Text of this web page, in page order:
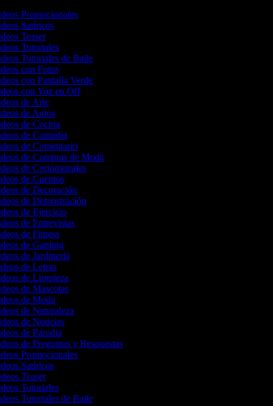
Promocionales
Satíricos
Teaser
Tutoriales
Tutoriales de Baile
con Fotos
con Pantalla Verde
con Voz en Off
de Arte
de Autos
de Cocina
de Comedia
de Comentario
de Compras de Moda
de Cortometrajes
de Cuentos
de Decoración
de Demostración
de Ejercicio
de Entrevistas
de Fitness
de Gaming
de Jardinería
de Letras
de Limpieza
de Mascotas
de Moda
de Naturaleza
de Noticias
de Parodia
de Preguntas y Respuestas
Promocionales
Satíricos
Teaser
Tutoriales
Tutoriales de Baile